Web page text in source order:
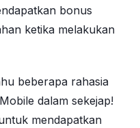
bonus
ketika melakukan
beberapa rahasia
dalam sekejap!
mendapatkan